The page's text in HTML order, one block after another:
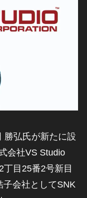
弘氏が新たに設
会社VS Studio
目25番2号新目
会社としてSNK